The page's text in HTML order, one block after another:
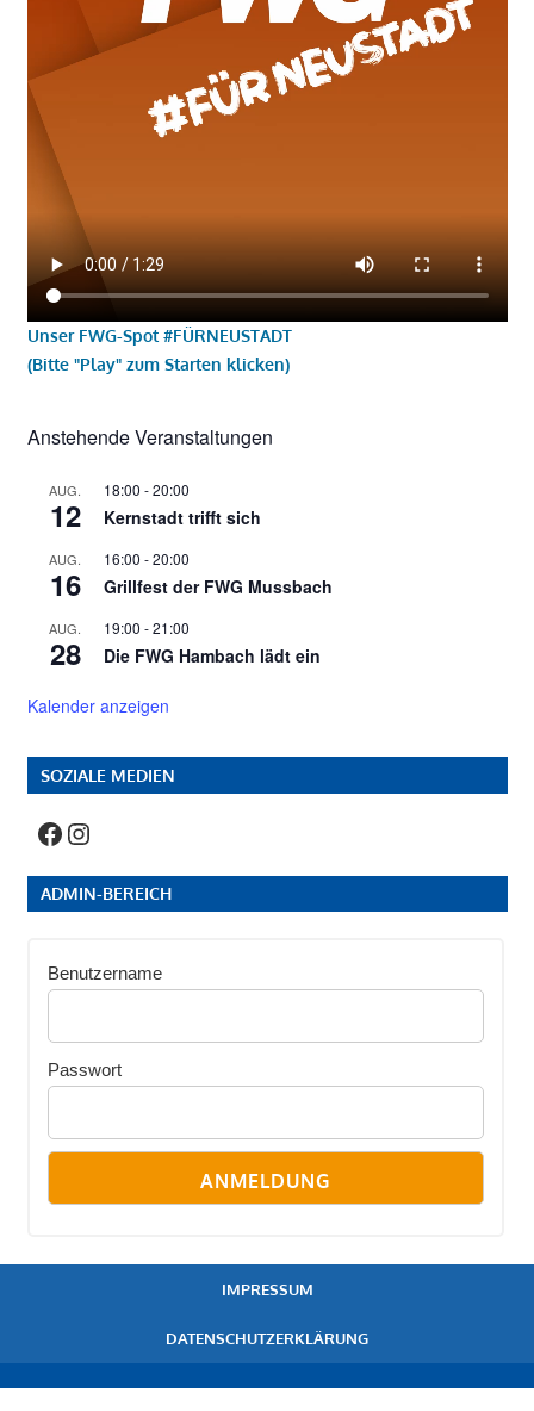
Unser FWG-Spot #FÜRNEUSTADT
(Bitte "Play" zum Starten klicken)
Anstehende Veranstaltungen
AUG.
12
18:00 -20:00
Kernstadt trifft sich
AUG.
16
16:00 -20:00
Grillfest der FWG Mussbach
AUG.
28
19:00 -21:00
Die FWG Hambach lädt ein
Kalender anzeigen
SOZIALE MEDIEN
Facebook
Instagram
ADMIN-BEREICH
Benutzername
Passwort
IMPRESSUM
DATENSCHUTZERKLÄRUNG